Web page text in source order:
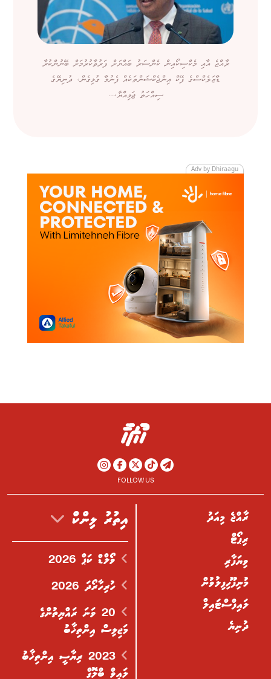
ރާއްޖެ އާއި މެކްސިކޯއިން ކެންސަރު ބައްޔަށް ފަރުވާކުރުމަށް ބޭނުންކުރާ
ޑާޒަލެކްސްގެ ފޭކް އިންޖެކްޝަންތަކެއް ފެނުމާ ގުޅިގެން، ދުނިޔޭގެ
ސިއްހަތު ޖަމިއްޔާ،...
Adv by Dhiraagu
FOLLOW US
ރާއްޖެ މިއަދު
ރިޕޯޓް
ވިޔަފާރި
މުނިފޫހިފިލުވުން
ލައިފްސްޓައިލް
ދުނިޔެ
އިތުރު ލިންކް
ވޯލްޑް ކަޕް 2026
ހުރިހާރޯދަ 2026
20 ވަނަ ރައްޔިތުންގެ
މަޖިލިސް އިންތިޚާބު
2023 ރިޔާސީ އިންތިޚާބު
ލައިވް ބްލޮގް